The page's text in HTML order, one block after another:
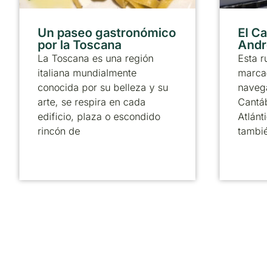
Un paseo gastronómico
por la Toscana
La Toscana es una región
italiana mundialmente
conocida por su belleza y su
arte, se respira en cada
edificio, plaza o escondido
rincón de
El
Esta